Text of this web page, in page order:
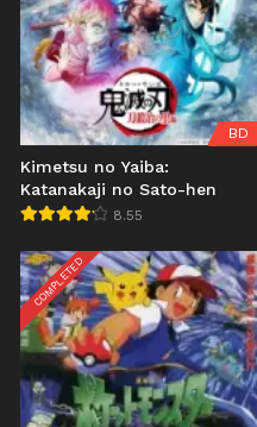
BD
Kimetsu no Yaiba:
Katanakaji no Sato-hen
8.55
COMPLETED